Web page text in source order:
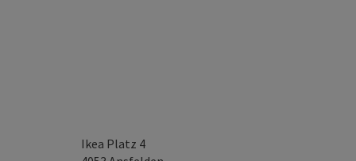
Ikea Platz 4